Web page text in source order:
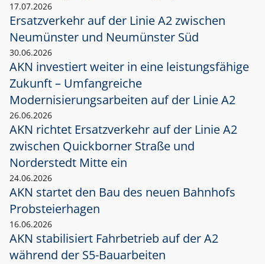
17.07.2026
Ersatzverkehr auf der Linie A2 zwischen
Neumünster und Neumünster Süd
30.06.2026
AKN investiert weiter in eine leistungsfähige
Zukunft – Umfangreiche
Modernisierungsarbeiten auf der Linie A2
26.06.2026
AKN richtet Ersatzverkehr auf der Linie A2
zwischen Quickborner Straße und
Norderstedt Mitte ein
24.06.2026
AKN startet den Bau des neuen Bahnhofs
Probsteierhagen
16.06.2026
AKN stabilisiert Fahrbetrieb auf der A2
während der S5-Bauarbeiten